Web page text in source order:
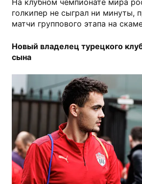
На клубном чемпионате мира
голкипер не сыграл ни минуты,
матчи группового этапа на
Новый владелец турецкого
сына